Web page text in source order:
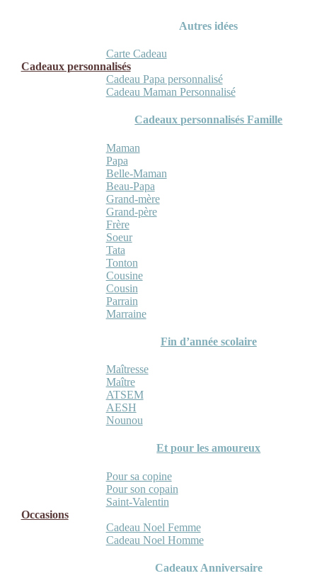
Autres idées
Carte Cadeau
Cadeaux personnalisés
Cadeau Papa personnalisé
Cadeau Maman Personnalisé
Cadeaux personnalisés Famille
Maman
Papa
Belle-Maman
Beau-Papa
Grand-mère
Grand-père
Frère
Soeur
Tata
Tonton
Cousine
Cousin
Parrain
Marraine
Fin d’année scolaire
Maîtresse
Maître
ATSEM
AESH
Nounou
Et pour les amoureux
Pour sa copine
Pour son copain
Saint-Valentin
Occasions
Cadeau Noel Femme
Cadeau Noel Homme
Cadeaux Anniversaire